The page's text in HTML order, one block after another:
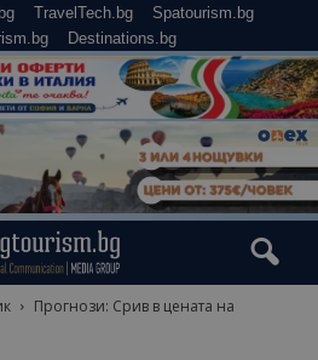
TravelTech.bg
Spatourism.bg
Destinations.bg
Прогнози: Срив в цената на